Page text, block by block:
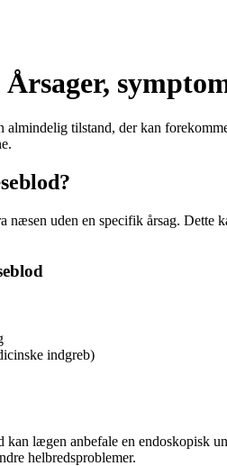
almindelig tilstand, der kan
næsen uden en specifik årsag.
indgreb)
lægen anbefale en endoskopisk
helbredsproblemer.